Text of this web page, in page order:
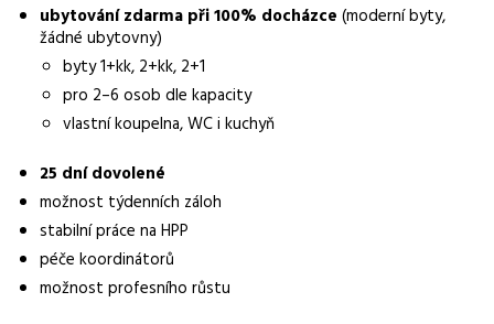
Vybrané benefity
ubytování zdarma, 25 dní dovolené, týdenní zálohy, stabilní
práce na HPP
Požadavky
manuální zručnost, pečlivost, zodpovědný přístup
ubytování zdarma při 100% docházce (moderní byty,
žádné ubytovny)
byty 1+kk, 2+kk, 2+1
pro 2–6 osob dle kapacity
vlastní koupelna, WC i kuchyň
25 dní dovolené
možnost týdenních záloh
stabilní práce na HPP
péče koordinátorů
možnost profesního růstu